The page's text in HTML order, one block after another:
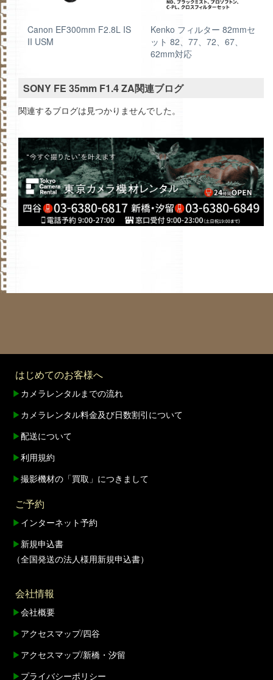
Canon EF300mm F2.8L IS
II USM
Kenko フィルター 82mmセ
ット 82、77、72、67、
62mm対応
SONY FE 35mm F1.4 ZA関連ブログ
関連するブログは見つかりませんでした。
はじめてのお客様へ
▶ カメラレンタルまでの流れ
▶ カメラレンタル料金及び日数割引について
▶配送について
▶利用規約
▶撮影機材の「買取」につきまして
ご予約
▶ インターネット予約
▶ 新規申込書
（全国発送の法人様用新規申込書）
会社情報
▶会社概要
▶ アクセスマップ/四谷
▶ アクセスマップ/新橋・汐留
▶ プライバシーポリシー